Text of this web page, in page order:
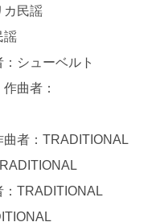
民謡
謡
シューベルト
曲者：
者：TRADITIONAL
TRADITIONAL